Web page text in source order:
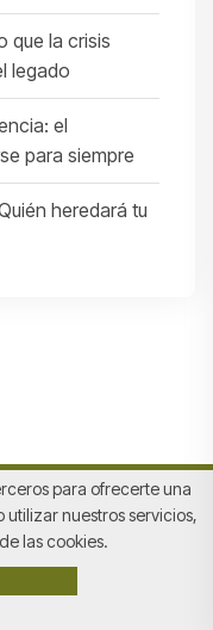
que la crisis
legado
el
para siempre
heredará tu
para ofrecerte una
nuestros servicios,
las cookies.